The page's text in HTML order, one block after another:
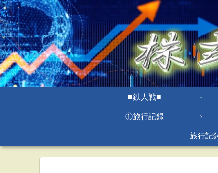
■鉄人戦■
①旅行記録
旅行記